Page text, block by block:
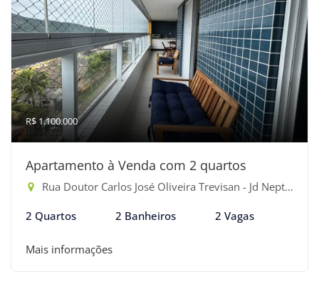
R$ 1.100.000
Apartamento à Venda com 2 quartos
Rua Doutor Carlos José Oliveira Trevisan - Jd Neptunia, Bertioga-SP
2 Quartos 2 Banheiros 2 Vagas
Mais informações